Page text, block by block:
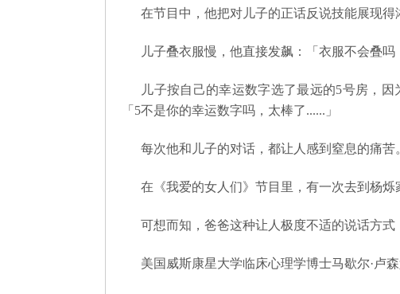
在节目中，他把对儿子的正话反说技能展现得
儿子叠衣服慢，他直接发飙：「衣服不会叠吗
儿子按自己的幸运数字选了最远的5号房，
「5不是你的幸运数字吗，太棒了......」
每次他和儿子的对话，都让人感到窒息的痛苦
在《我爱的女人们》节目里，有一次去到杨烁
可想而知，爸爸这种让人极度不适的说话方式
美国威斯康星大学临床心理学博士马歇尔·卢森